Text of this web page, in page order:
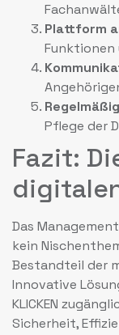
Plattform
Funktionen
Pflege der
Fazit:
Das
kein
Bestandteil der
Innovative
KLICKEN
Sicherheit,